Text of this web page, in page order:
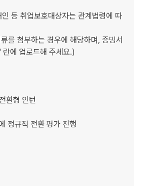
인 등 취업보호대상자는 관계법령에 따
를 첨부하는 경우에 해당하며, 증빙서
에 업로드해 주세요.)
환형 인턴
정규직 전환 평가 진행